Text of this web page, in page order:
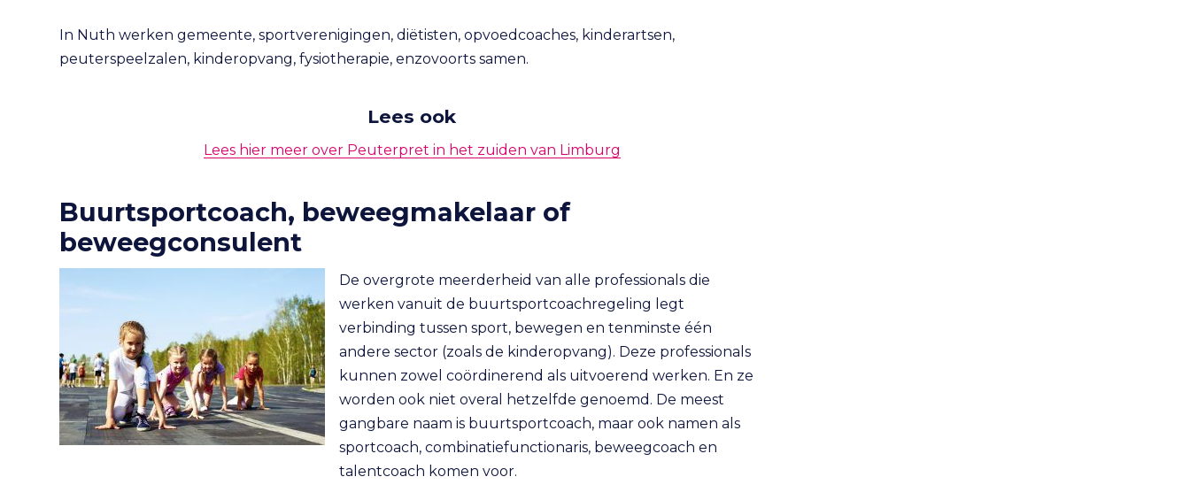
In Nuth werken gemeente, sportverenigingen, diëtisten, opvoedcoaches, kinderartsen,
peuterspeelzalen, kinderopvang, fysiotherapie, enzovoorts samen.
Lees ook
Lees hier meer over Peuterpret in het zuiden van Limburg
Buurtsportcoach, beweegmakelaar of
beweegconsulent
De overgrote meerderheid van alle professionals die
werken vanuit de buurtsportcoachregeling legt
verbinding tussen sport, bewegen en tenminste één
andere sector (zoals de kinderopvang). Deze professionals
kunnen zowel coördinerend als uitvoerend werken. En ze
worden ook niet overal hetzelfde genoemd. De meest
gangbare naam is buurtsportcoach, maar ook namen als
sportcoach, combinatiefunctionaris, beweegcoach en
talentcoach komen voor.